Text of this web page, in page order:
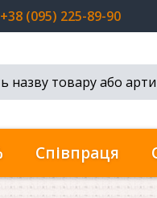
+38 (095) 225-89-90
Співпраця